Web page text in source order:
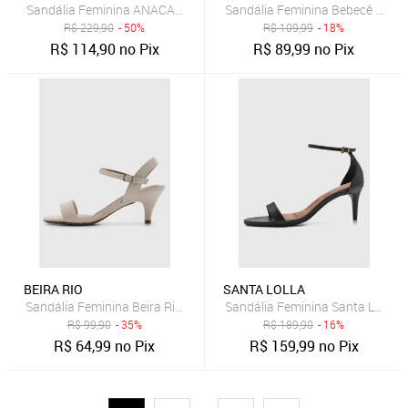
Sandália Feminina ANACAPRI Salto Tiras Vermelha
R$229,90 - 50%
R$ 114,90no Pix
Sandália Feminina Bebecê
R$109,99 - 18%
R$89,99 no Pix
BEIRA RIO
Sandália Feminina Beira Rio Salto Fino Off-White
R$99,90 - 35%
R$ 64,99 no Pix
SANTA LOLLA
Sandália Feminina Santa Lolla
R$189,90 - 16%
R$ 159,99 no Pix